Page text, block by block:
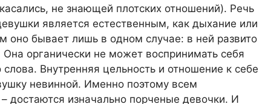
не знающей плотских отношений). Речь
является естественным, как дыхание или
оно бывает лишь в одном случае: в ней развито
Она органически не может воспринимать себя
Внутренняя цельность и отношение к себе
невинной. Именно поэтому всем
достаются изначально порченые девочки. И